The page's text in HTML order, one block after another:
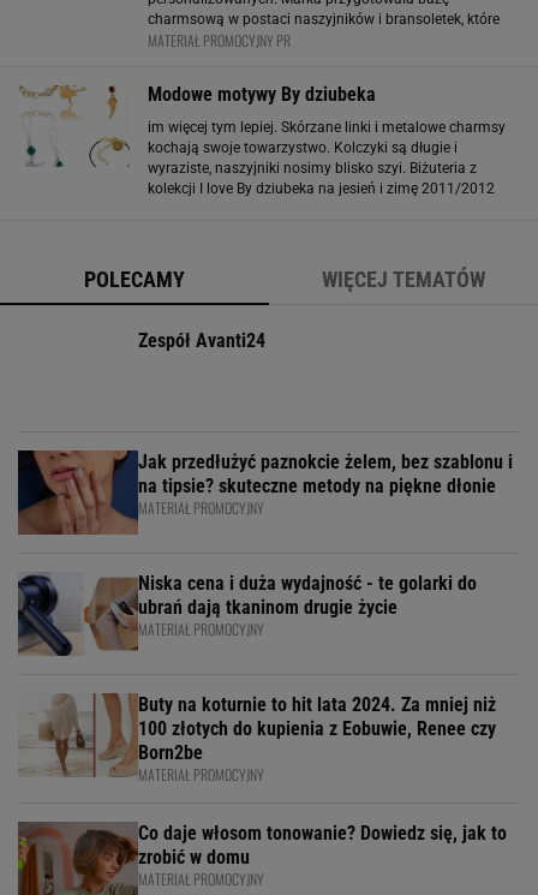
charmsową w postaci naszyjników i bransoletek, które
mogą stać się podstawą biżuterii zbudowanej według
MATERIAŁ PROMOCYJNY PR
Modowe motywy By dziubeka
im więcej tym lepiej. Skórzane linki i metalowe charmsy
kochają swoje towarzystwo. Kolczyki są długie i
wyraziste, naszyjniki nosimy blisko szyi. Biżuteria z
kolekcji I love By dziubeka na jesień i zimę 2011/2012
POLECAMY WIĘCEJ TEMATÓW
Zespół Avanti24
Jak przedłużyć paznokcie żelem, bez szablonu i
na tipsie? skuteczne metody na piękne dłonie
MATERIAŁ PROMOCYJNY
Niska cena i duża wydajność - te golarki do
ubrań dają tkaninom drugie życie
MATERIAŁ PROMOCYJNY
Buty na koturnie to hit lata 2024. Za mniej niż
100 złotych do kupienia z Eobuwie, Renee czy
Born2be
MATERIAŁ PROMOCYJNY
Co daje włosom tonowanie? Dowiedz się, jak to
zrobić w domu
MATERIAŁ PROMOCYJNY